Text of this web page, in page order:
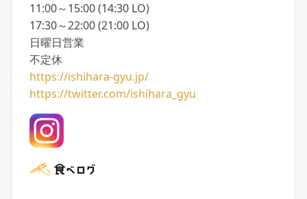
11:00～15:00 (14:30 LO)
17:30～22:00 (21:00 LO)
日曜日営業
不定休
https://ishihara-gyu.jp/
https://twitter.com/ishihara_gyu